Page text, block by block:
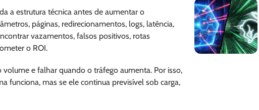
a estrutura técnica antes de aumentar o
páginas, redirecionamentos, logs, latência,
vazamentos, falsos positivos, rotas
o ROI.
e falhar quando o tráfego aumenta. Por isso,
funciona, mas se ele continua previsível sob carga,